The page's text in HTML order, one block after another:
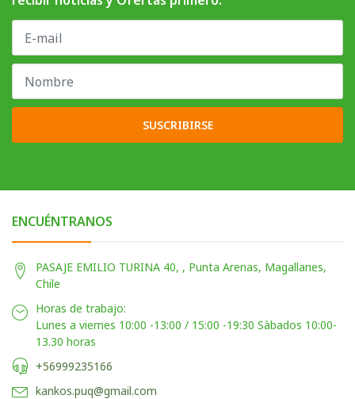
SUSCRIBIRSE
ENCUÉNTRANOS
PASAJE EMILIO TURINA 40, , Punta Arenas, Magallanes,
Chile
Horas de trabajo:
Lunes a viernes 10:00 -13:00 / 15:00 -19:30 Sàbados 10:00-
13.30 horas
+56999235166
kankos.puq@gmail.com